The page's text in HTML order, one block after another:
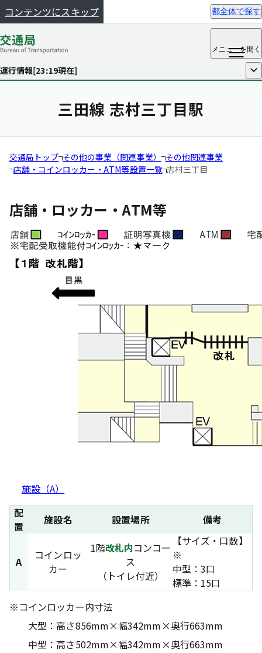
コンテンツにスキップ 都全体で探す
メニューを開く
運行情報[23:19現在] 開く
三田線 志村三丁目駅
交通局トップ その他の事業（関連事業）
その他関連事業
店舗・コインロッカー・ATM等設置一覧 志村三丁目
店舗・ロッカー・ATM等
施設（A）
配
置
施設名 設置場所 備考
A
コインロッ
カー
1階改札内コンコー
ス
（トイレ付近）
【サイズ・口数】
※
中型：3口
標準：15口
※コインロッカー内寸法
大型：高さ856mm×幅342mm×奥行663mm
中型：高さ502mm×幅342mm×奥行663mm